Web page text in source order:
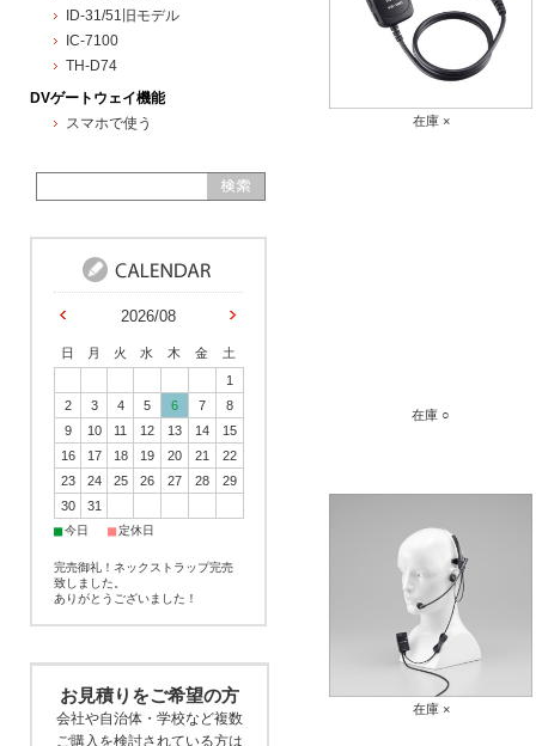
在庫 ×
在庫 ○
在庫 ×
ID-31/51旧モデル
IC-7100
TH-D74
DVゲートウェイ機能
スマホで使う
2026/08
日 月 火 水 木 金
土
1
2
3 4 5 6 7
8
9
10 11 12 13 14
15
16
17 18 19 20 21
22
23
24 25 26 27 28
29
30
31
■今日 ■定休日
完売御礼！ネックストラップ完売
致しました。
ありがとうございました！
お見積りをご希望の方
会社や自治体・学校など複数
ご購入を検討されている方は